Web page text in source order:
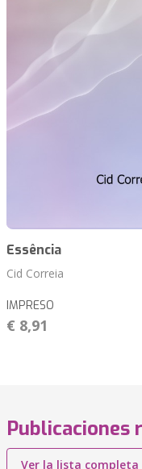
Essência
Cid Correia
IMPRESO
€ 8,91
Publicaciones
Ver la lista completa